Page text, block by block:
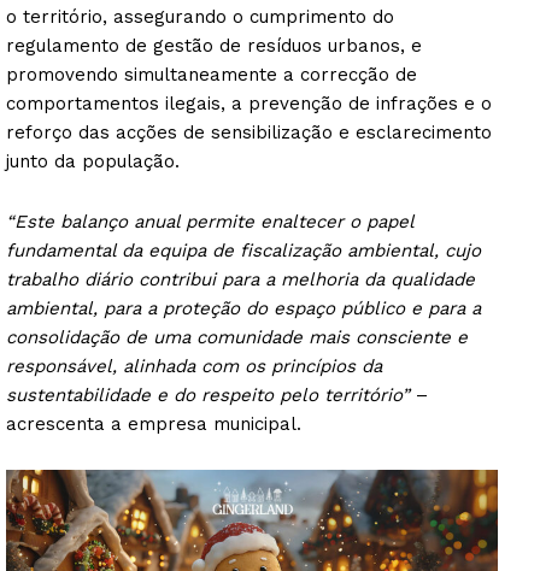
o território, assegurando o cumprimento do
regulamento de gestão de resíduos urbanos, e
promovendo simultaneamente a correcção de
comportamentos ilegais, a prevenção de infrações e o
reforço das acções de sensibilização e esclarecimento
junto da população.
“Este balanço anual permite enaltecer o papel
fundamental da equipa de fiscalização ambiental, cujo
trabalho diário contribui para a melhoria da qualidade
ambiental, para a proteção do espaço público e para a
consolidação de uma comunidade mais consciente e
responsável, alinhada com os princípios da
sustentabilidade e do respeito pelo território”–
acrescenta a empresa municipal.